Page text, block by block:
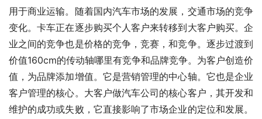
用于商业运输。随着国内汽车市场的发展，交通市场的竞争
变化。卡车正在逐步购买个人客户来转移到大客户购买。企
业之间的竞争也是价格的竞争，竞赛，和竞争。逐步过渡到
价值160cm的传动轴哪里有竞争和品牌竞争。为客户创造价
值，为品牌添加增值。它是营销管理的中心轴。它也是企业
客户管理的核心。大客户做汽车公司的核心客户，其开发和
维护的成功或失败，它直接影响了市场企业的定位和发展。